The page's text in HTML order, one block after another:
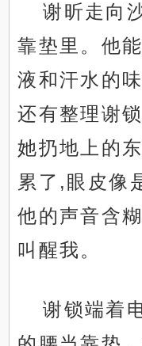
谢昕走向
靠垫里。他
液和汗水的
还有整理谢
她扔地上的
累了,眼皮像
他的声音含
叫醒我。
谢锁端着